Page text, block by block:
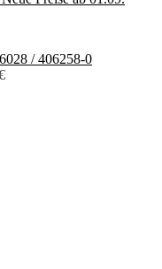
/ 406258-0